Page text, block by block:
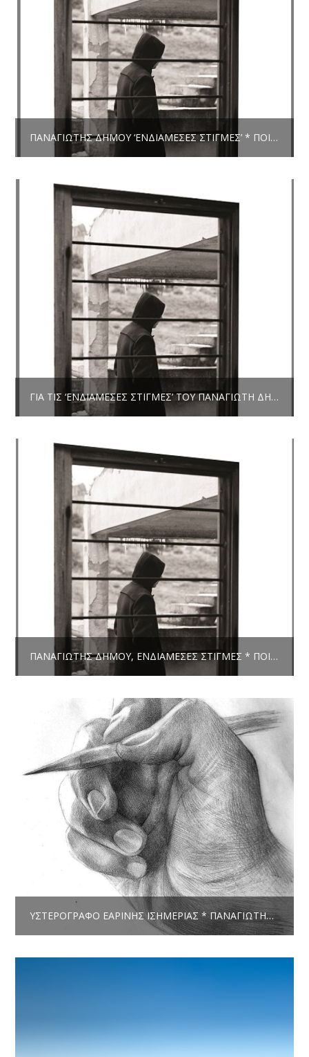
ΠΑΝΑΓΙΏΤΗΣ ΔΉΜΟΥ ‘ΕΝΔΙΆΜΕΣΕΣ ΣΤΙΓΜΈΣ’ * ΠΟΊΗΣΗ
ΓΙΑ ΤΙΣ ‘ΕΝΔΙΆΜΕΣΕΣ ΣΤΙΓΜΈΣ’ ΤΟΥ ΠΑΝΑΓΙΏΤΗ ΔΉΜΟΥ
ΠΑΝΑΓΙΏΤΗΣ ΔΉΜΟΥ, ΕΝΔΙΆΜΕΣΕΣ ΣΤΙΓΜΈΣ * ΠΟΊΗΣΗ
ΥΣΤΕΡΌΓΡΑΦΟ ΕΑΡΙΝΉΣ ΙΣΗΜΕΡΊΑΣ * ΠΑΝΑΓΙΏΤΗΣ ΔΉΜΟΥ